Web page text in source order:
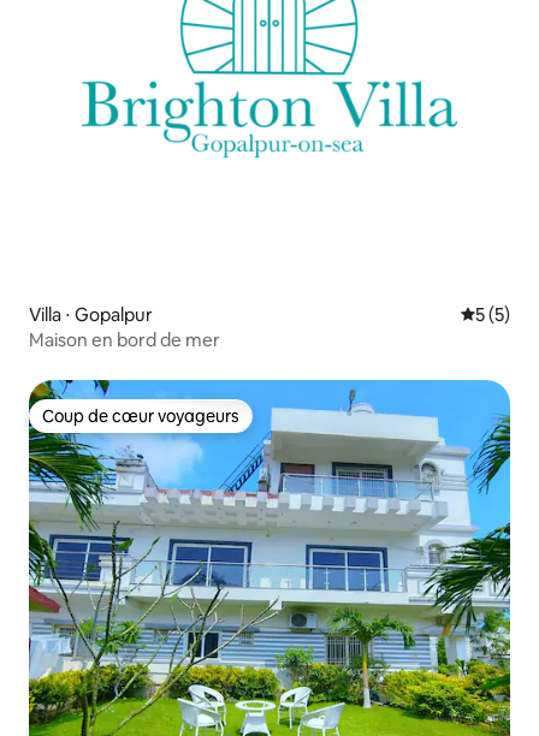
Villa ⋅ Gopalpur
5 (5)
Maison en bord de mer
Coup de cœur voyageurs
Coup de cœur voyageurs